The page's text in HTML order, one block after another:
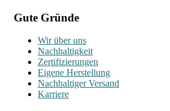
Gute Gründe
Wir über uns
Nachhaltigkeit
Zertifizierungen
Eigene Herstellung
Nachhaltiger Versand
Karriere